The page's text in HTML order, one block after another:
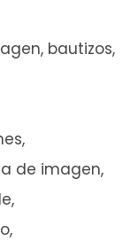
bautizos
de imagen